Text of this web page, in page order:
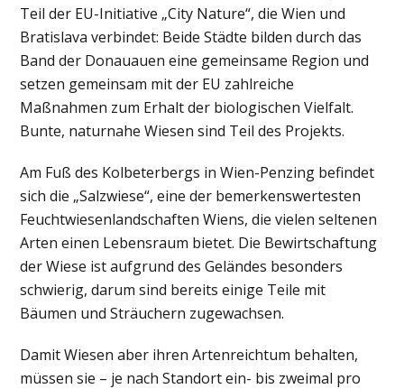
Teil der EU-Initiative „City Nature“, die Wien und
Bratislava verbindet: Beide Städte bilden durch das
Band der Donauauen eine gemeinsame Region und
setzen gemeinsam mit der EU zahlreiche
Maßnahmen zum Erhalt der biologischen Vielfalt.
Bunte, naturnahe Wiesen sind Teil des Projekts.
Am Fuß des Kolbeterbergs in Wien-Penzing befindet
sich die „Salzwiese“, eine der bemerkenswertesten
Feuchtwiesenlandschaften Wiens, die vielen seltenen
Arten einen Lebensraum bietet. Die Bewirtschaftung
der Wiese ist aufgrund des Geländes besonders
schwierig, darum sind bereits einige Teile mit
Bäumen und Sträuchern zugewachsen.
Damit Wiesen aber ihren Artenreichtum behalten,
müssen sie – je nach Standort ein- bis zweimal pro